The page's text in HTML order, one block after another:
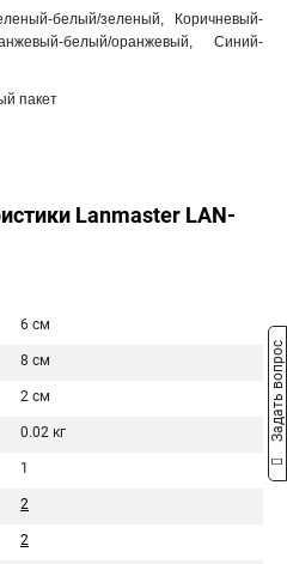
белый/зеленый, Коричневый-
белый/оранжевый, Синий-
пакет
Lanmaster LAN-
6 см
8 см
2 см
0.02 кг
1
2
2
Задать вопрос